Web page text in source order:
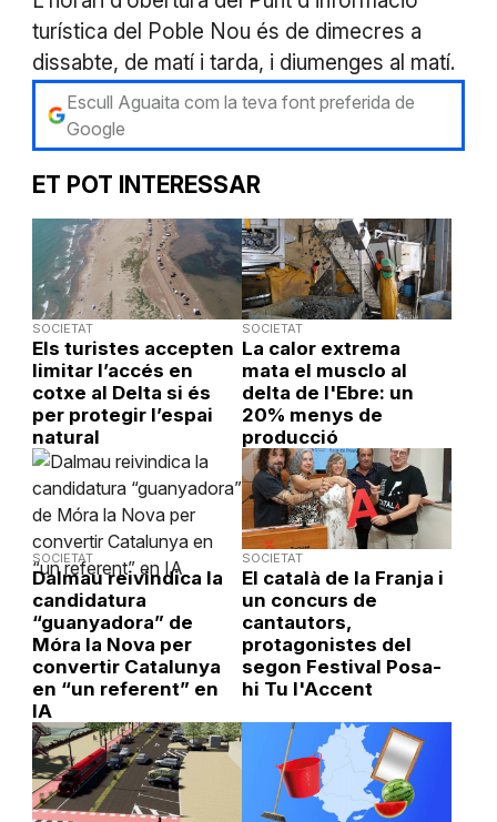
turística del Poble Nou és de dimecres a
dissabte, de matí i tarda, i diumenges al matí.
Escull Aguaita com la teva font preferida de
Google
ET POT INTERESSAR
SOCIETAT
Els turistes accepten
limitar l’accés en
cotxe al Delta si és
per protegir l’espai
natural
SOCIETAT
La calor extrema
mata el musclo al
delta de l'Ebre: un
20% menys de
producció
SOCIETAT
Dalmau reivindica la
candidatura
“guanyadora” de
Móra la Nova per
convertir Catalunya
en “un referent” en
IA
SOCIETAT
El català de la Franja i
un concurs de
cantautors,
protagonistes del
segon Festival Posa-
hi Tu l'Accent